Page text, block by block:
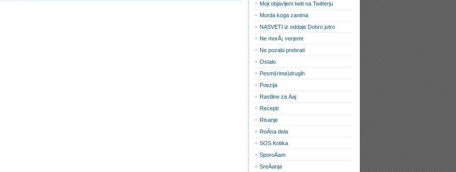
Moji objavljeni twiti na Twitterju
Morda koga zanima
NASVETI iz oddaje Dobro jutro
Ne morÅ¡ verjemt
Ne pozabi prebrati
Ostalo
Pesmi(rime)drugih
Poezija
Rastline za Äaj
Recepti
Risanje
RoÄna dela
SOS Kritika
SporoÄam
SreÄanja